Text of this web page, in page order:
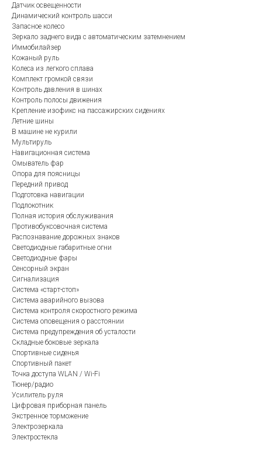
Датчик освещенности
Динамический контроль шасси
Запасное колесо
Зеркало заднего вида с автоматическим затемнением
Иммобилайзер
Кожаный руль
Колеса из легкого сплава
Комплект громкой связи
Контроль давления в шинах
Контроль полосы движения
Крепление изофикс на пассажирских сидениях
Летние шины
В машине не курили
Мультируль
Навигационная система
Омыватель фар
Опора для поясницы
Передний привод
Подготовка навигации
Подлокотник
Полная история обслуживания
Противобуксовочная система
Распознавание дорожных знаков
Светодиодные габаритные огни
Светодиодные фары
Сенсорный экран
Сигнализация
Система «старт-стоп»
Система аварийного вызова
Система контроля скоростного режима
Система оповещения о расстоянии
Система предупреждения об усталости
Складные боковые зеркала
Спортивные сиденья
Спортивный пакет
Точка доступа WLAN / Wi-Fi
Тюнер/радио
Усилитель руля
Цифровая приборная панель
Экстренное торможение
Электрозеркала
Электростекла